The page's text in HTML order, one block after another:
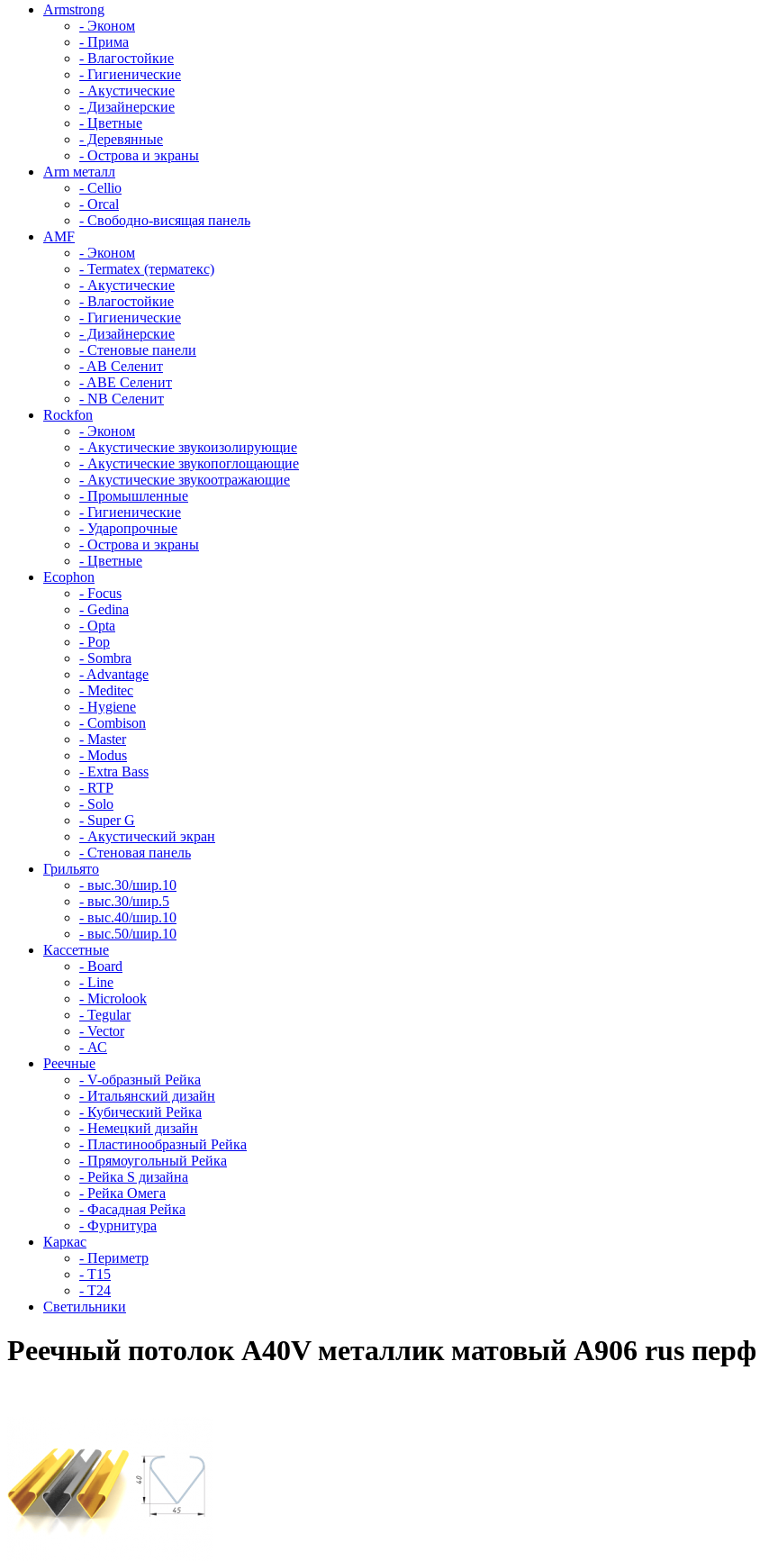
Armstrong
- Эконом
- Прима
- Влагостойкие
- Гигиенические
- Акустические
- Дизайнерские
- Цветные
- Деревянные
- Острова и экраны
Arm металл
- Cellio
- Orcal
- Свободно-висящая панель
AMF
- Эконом
- Termatex (терматекс)
- Акустические
- Влагостойкие
- Гигиенические
- Дизайнерские
- Стеновые панели
- AB Селенит
- ABE Селенит
- NB Селенит
Rockfon
- Эконом
- Акустические звукоизолирующие
- Акустические звукопоглощающие
- Акустические звукоотражающие
- Промышленные
- Гигиенические
- Ударопрочные
- Острова и экраны
- Цветные
Ecophon
- Focus
- Gedina
- Opta
- Pop
- Sombra
- Advantage
- Meditec
- Hygiene
- Combison
- Master
- Modus
- Extra Bass
- RTP
- Solo
- Super G
- Акустический экран
- Стеновая панель
Грильято
- выс.30/шир.10
- выс.30/шир.5
- выс.40/шир.10
- выс.50/шир.10
Кассетные
- Board
- Line
- Microlook
- Tegular
- Vector
- АС
Реечные
- V-образный Рейка
- Итальянский дизайн
- Кубический Рейка
- Немецкий дизайн
- Пластинообразный Рейка
- Прямоугольный Рейка
- Рейка S дизайна
- Рейка Омега
- Фасадная Рейка
- Фурнитура
Каркас
- Периметр
- Т15
- Т24
Светильники
Реечный потолок A40V металлик матовый А906 rus перф